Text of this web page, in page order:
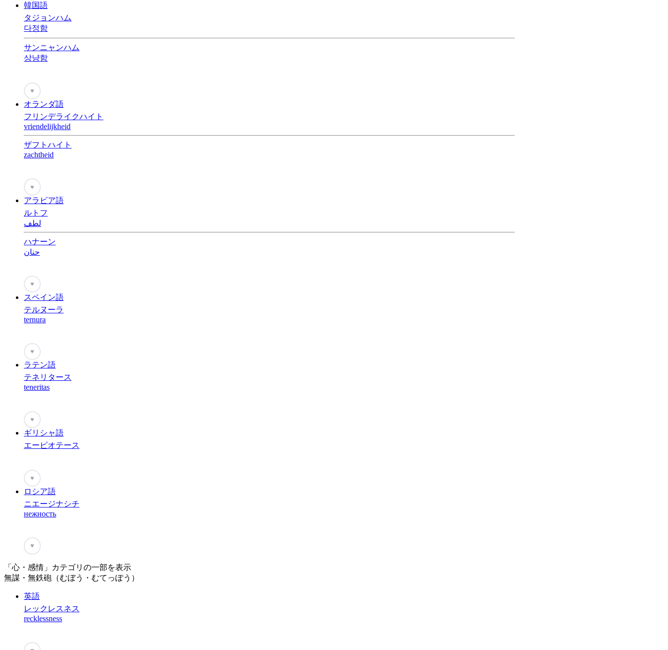
韓国語
タジョンハム
다정함
サンニャンハム
상냥함
♥
オランダ語
フリンデライクハイト
vriendelijkheid
ザフトハイト
zachtheid
♥
アラビア語
ルトフ
لطف
ハナーン
حنان
♥
スペイン語
テルヌーラ
ternura
♥
ラテン語
テネリタース
teneritas
♥
ギリシャ語
エーピオテース
♥
ロシア語
ニエージナシチ
нежность
♥
「心・感情」カテゴリの一部を表示
無謀・無鉄砲（むぼう・むてっぽう）
英語
レックレスネス
recklessness